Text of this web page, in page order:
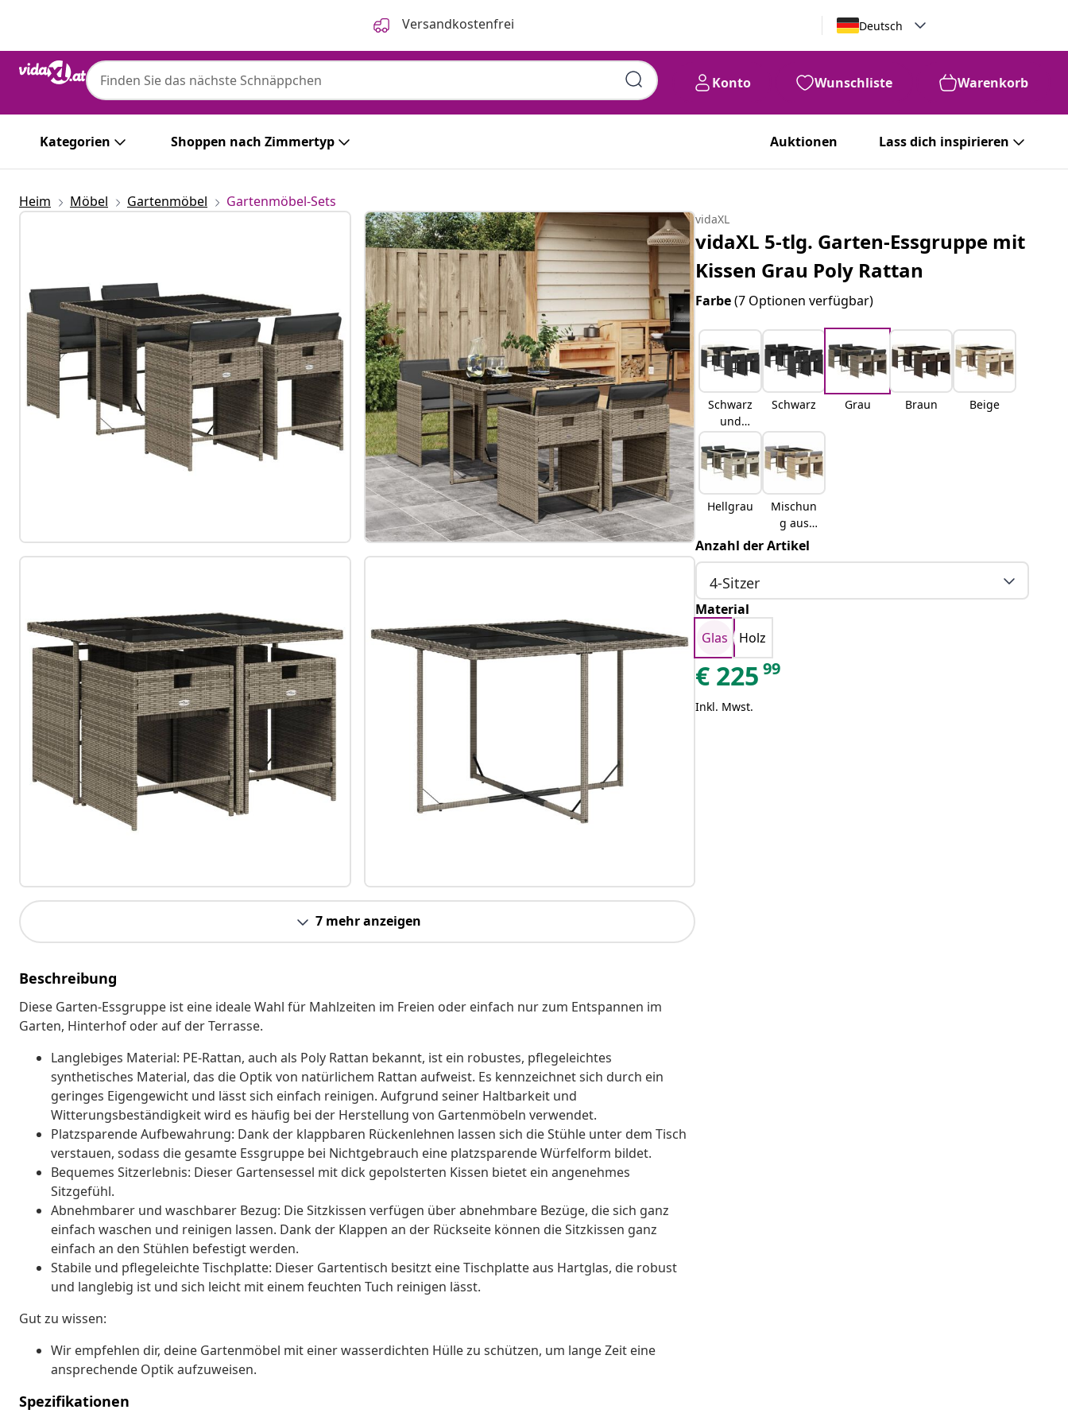
Versandkostenfrei Deutsch
Konto Wunschliste Warenkorb
Kategorien Shoppen nach Zimmertyp Auktionen Lass dich inspirieren
Heim Möbel Gartenmöbel Gartenmöbel-Sets
7 mehr anzeigen
Beschreibung
Diese Garten-Essgruppe ist eine ideale Wahl für Mahlzeiten im Freien oder einfach nur zum Entspannen im
Garten, Hinterhof oder auf der Terrasse.
Langlebiges Material: PE-Rattan, auch als Poly Rattan bekannt, ist ein robustes, pflegeleichtes
synthetisches Material, das die Optik von natürlichem Rattan aufweist. Es kennzeichnet sich durch ein
geringes Eigengewicht und lässt sich einfach reinigen. Aufgrund seiner Haltbarkeit und
Witterungsbeständigkeit wird es häufig bei der Herstellung von Gartenmöbeln verwendet.
Platzsparende Aufbewahrung: Dank der klappbaren Rückenlehnen lassen sich die Stühle unter dem Tisch
verstauen, sodass die gesamte Essgruppe bei Nichtgebrauch eine platzsparende Würfelform bildet.
Bequemes Sitzerlebnis: Dieser Gartensessel mit dick gepolsterten Kissen bietet ein angenehmes
Sitzgefühl.
Abnehmbarer und waschbarer Bezug: Die Sitzkissen verfügen über abnehmbare Bezüge, die sich ganz
einfach waschen und reinigen lassen. Dank der Klappen an der Rückseite können die Sitzkissen ganz
einfach an den Stühlen befestigt werden.
Stabile und pflegeleichte Tischplatte: Dieser Gartentisch besitzt eine Tischplatte aus Hartglas, die robust
und langlebig ist und sich leicht mit einem feuchten Tuch reinigen lässt.
Gut zu wissen:
Wir empfehlen dir, deine Gartenmöbel mit einer wasserdichten Hülle zu schützen, um lange Zeit eine
ansprechende Optik aufzuweisen.
Spezifikationen
vidaXL
vidaXL 5-tlg. Garten-Essgruppe mit
Kissen Grau Poly Rattan
Farbe(7 Optionen verfügbar)
Schwarz
und
Creme
Schwarz Grau Braun Beige
Hellgrau
Mischun
g aus
Beige
Anzahl der Artikel
4-Sitzer
Material
Glas
Holz
€ 225 99
Inkl. Mwst.